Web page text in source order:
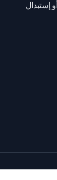
إستبدال